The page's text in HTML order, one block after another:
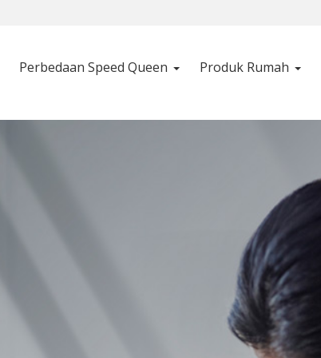
Perbedaan Speed ​​Queen Produk Rumah